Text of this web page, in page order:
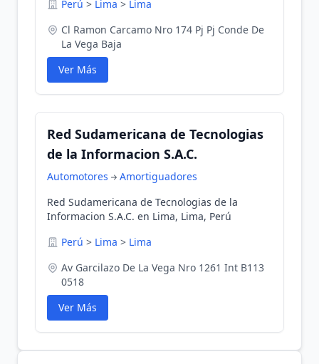
Perú > Lima > Lima
Cl Ramon Carcamo Nro 174 Pj Pj Conde De
La Vega Baja
Ver Más
Red Sudamericana de Tecnologias
de la Informacion S.A.C.
Automotores
Amortiguadores
Red Sudamericana de Tecnologias de la
Informacion S.A.C. en Lima, Lima, Perú
Perú > Lima > Lima
Av Garcilazo De La Vega Nro 1261 Int B113
0518
Ver Más